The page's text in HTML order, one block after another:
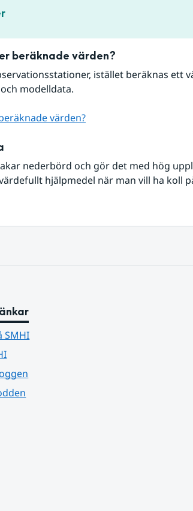
beräknade värden?
istället beräknas ett
modelldata.
värden?
nederbörd och gör det med hög
hjälpmedel när man vill ha koll
SMHI